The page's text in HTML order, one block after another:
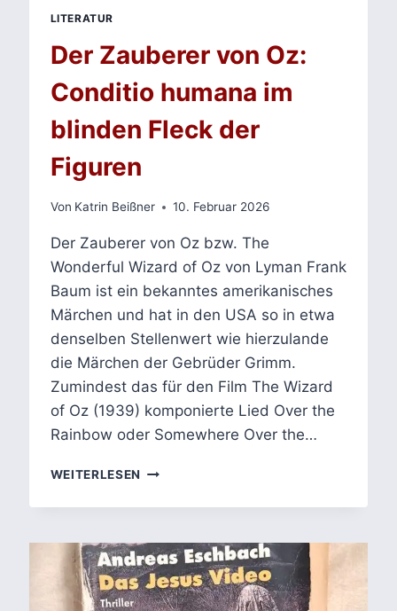
LITERATUR
Der Zauberer von Oz:
Conditio humana im
blinden Fleck der
Figuren
Von Katrin Beißner 10. Februar 2026
Der Zauberer von Oz bzw. The
Wonderful Wizard of Oz von Lyman Frank
Baum ist ein bekanntes amerikanisches
Märchen und hat in den USA so in etwa
denselben Stellenwert wie hierzulande
die Märchen der Gebrüder Grimm.
Zumindest das für den Film The Wizard
of Oz (1939) komponierte Lied Over the
Rainbow oder Somewhere Over the…
WEITERLESEN DER
VON
CONDITIO
HUMANA
IM
BLINDEN